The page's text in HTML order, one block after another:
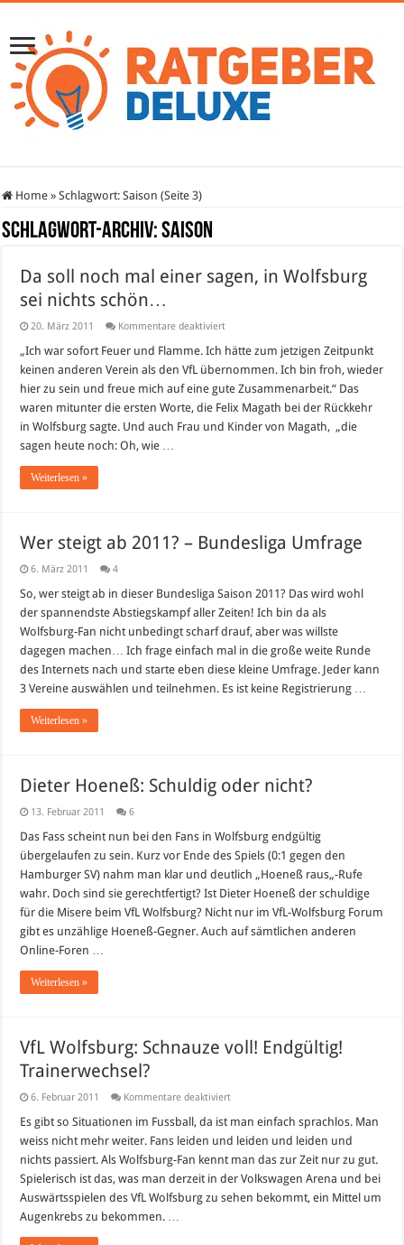
Home » Schlagwort:Saison (Seite 3)
Schlagwort-Archiv:Saison
Da soll noch mal einer sagen, in Wolfsburg
sei nichts schön…
20. März 2011 Kommentare deaktiviertfür
soll
mal
einer
sagen,
in
Wolfsburg
sei
„Ich war sofort Feuer und Flamme. Ich hätte zum jetzigen Zeitpunkt
keinen anderen Verein als den VfL übernommen. Ich bin froh, wieder
hier zu sein und freue mich auf eine gute Zusammenarbeit.“ Das
waren mitunter die ersten Worte, die Felix Magath bei der Rückkehr
in Wolfsburg sagte. Und auch Frau und Kinder von Magath, „die
sagen heute noch: Oh, wie …
Weiterlesen »
Wer steigt ab 2011? – Bundesliga Umfrage
6. März 2011 4
So, wer steigt ab in dieser Bundesliga Saison 2011? Das wird wohl
der spannendste Abstiegskampf aller Zeiten! Ich bin da als
Wolfsburg-Fan nicht unbedingt scharf drauf, aber was willste
dagegen machen… Ich frage einfach mal in die große weite Runde
des Internets nach und starte eben diese kleine Umfrage. Jeder kann
3 Vereine auswählen und teilnehmen. Es ist keine Registrierung …
Weiterlesen »
Dieter Hoeneß: Schuldig oder nicht?
13. Februar 2011 6
Das Fass scheint nun bei den Fans in Wolfsburg endgültig
übergelaufen zu sein. Kurz vor Ende des Spiels (0:1 gegen den
Hamburger SV) nahm man klar und deutlich „Hoeneß raus„-Rufe
wahr. Doch sind sie gerechtfertigt? Ist Dieter Hoeneß der schuldige
für die Misere beim VfL Wolfsburg? Nicht nur im VfL-Wolfsburg Forum
gibt es unzählige Hoeneß-Gegner. Auch auf sämtlichen anderen
Online-Foren …
Weiterlesen »
VfL Wolfsburg: Schnauze voll! Endgültig!
Trainerwechsel?
6. Februar 2011 Kommentare deaktiviertfür
Wolfsburg:
voll!
Endgültig!
Trainerwechsel?
Es gibt so Situationen im Fussball, da ist man einfach sprachlos. Man
weiss nicht mehr weiter. Fans leiden und leiden und leiden und
nichts passiert. Als Wolfsburg-Fan kennt man das zur Zeit nur zu gut.
Spielerisch ist das, was man derzeit in der Volkswagen Arena und bei
Auswärtsspielen des VfL Wolfsburg zu sehen bekommt, ein Mittel um
Augenkrebs zu bekommen. …